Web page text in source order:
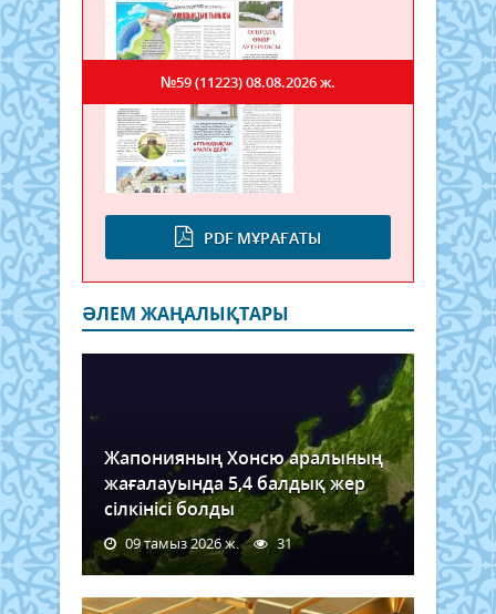
PDF МҰРАҒАТЫ
№59 (11223)08.08.2026 ж.
ӘЛЕМ ЖАҢАЛЫҚТАРЫ
Жапонияның Хонсю аралының
жағалауында 5,4 балдық жер
сілкінісі болды
09 тамыз 2026 ж. 31